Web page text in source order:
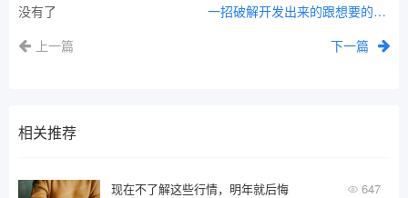
没有了
上一篇
一招破解开发出来的跟想要的总是不一致
下一篇
相关推荐
现在不了解这些行情，明年就后悔 647